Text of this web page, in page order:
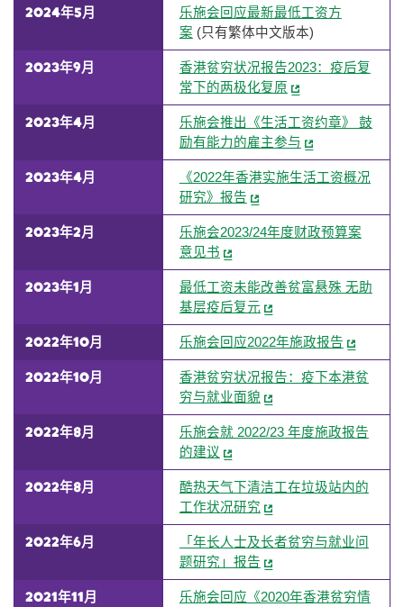
2024年5月
乐施会回应最新最低工资方
案 (只有繁体中文版本)
2023年9月
香港贫穷状况报告2023：疫后复
常下的两极化复原
2023年4月
乐施会推出《生活工资约章》 鼓
励有能力的雇主参与
2023年4月
《2022年香港实施生活工资概况
研究》报告
2023年2月
乐施会2023/24年度财政预算案
意见书
2023年1月
最低工资未能改善贫富悬殊 无助
基层疫后复元
2022年10月 乐施会回应2022年施政报告
2022年10月
香港贫穷状况报告：疫下本港贫
穷与就业面貌
2022年8月
乐施会就 2022/23 年度施政报告
的建议
2022年8月
酷热天气下清洁工在垃圾站内的
工作状况研究
2022年6月
「年长人士及长者贫穷与就业问
题研究」报告
2021年11月
乐施会回应《2020年香港贫穷情